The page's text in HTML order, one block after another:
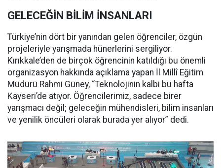
GELECEĞİN BİLİM İNSANLARI
Türkiye’nin dört bir yanından gelen öğrenciler, özgün
projeleriyle yarışmada hünerlerini sergiliyor.
Kırıkkale’den de birçok öğrencinin katıldığı bu önemli
organizasyon hakkında açıklama yapan İl Millî Eğitim
Müdürü Rahmi Güney, “Teknolojinin kalbi bu hafta
Kayseri’de atıyor. Öğrencilerimiz, sadece birer
yarışmacı değil; geleceğin mühendisleri, bilim insanları
ve yenilik öncüleri olarak burada yer alıyor” dedi.